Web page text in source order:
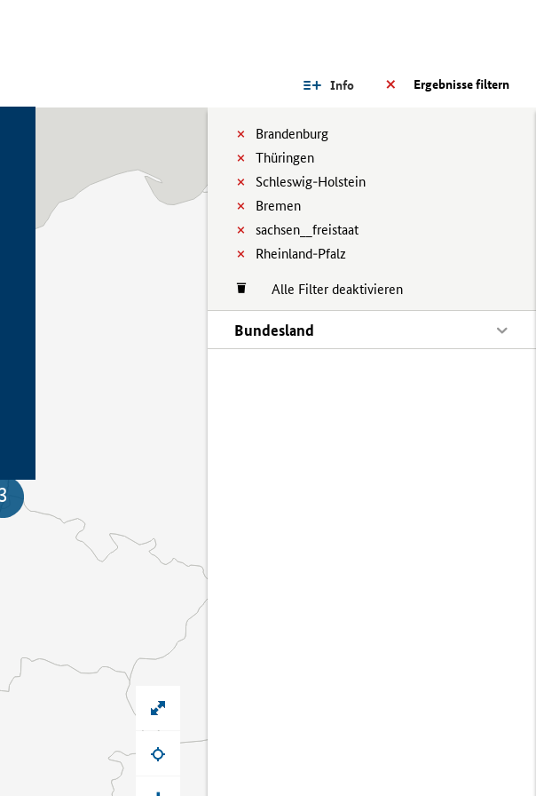
Ergebnisse filtern
Info
Brandenburg
Thüringen
Schleswig-Holstein
Bremen
sachsen__freistaat
Rheinland-Pfalz
Alle Filter deaktivieren
Bundesland